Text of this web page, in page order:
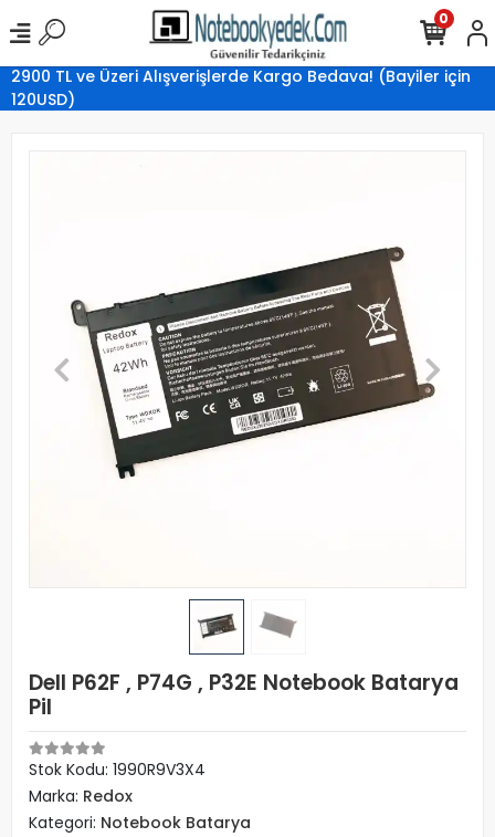
2900 TL ve Üzeri Alışverişlerde Kargo Bedava! (Bayiler için
120USD)
0
Dell P62F , P74G , P32E Notebook Batarya
Pil
Stok Kodu: 1990R9V3X4
Marka: Redox
Kategori: Notebook Batarya